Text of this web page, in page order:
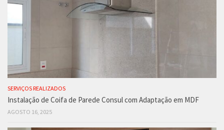
SERVIÇOS REALIZADOS
Instalação de Coifa de Parede Consul com Adaptação em MDF
AGOSTO 16, 2025